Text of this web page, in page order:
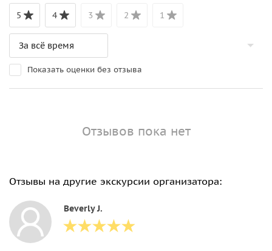
5 4 3 2 1
Показать оценки без отзыва
Отзывов пока нет
Отзывы на другие экскурсии организатора:
Beverly J.